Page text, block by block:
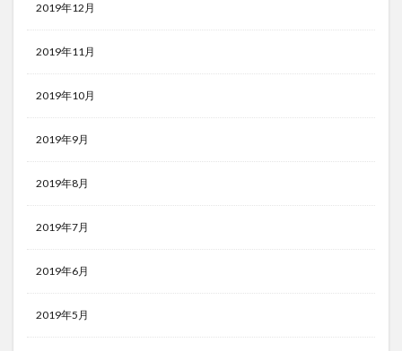
2019年12月
2019年11月
2019年10月
2019年9月
2019年8月
2019年7月
2019年6月
2019年5月